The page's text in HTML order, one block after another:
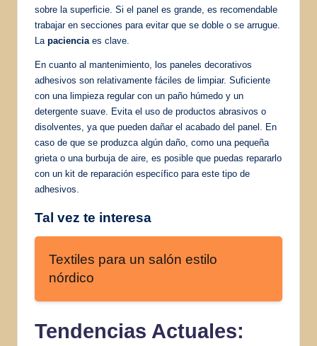
sobre la superficie. Si el panel es grande, es recomendable
trabajar en secciones para evitar que se doble o se arrugue.
La paciencia es clave.
En cuanto al mantenimiento, los paneles decorativos
adhesivos son relativamente fáciles de limpiar. Suficiente
con una limpieza regular con un paño húmedo y un
detergente suave. Evita el uso de productos abrasivos o
disolventes, ya que pueden dañar el acabado del panel. En
caso de que se produzca algún daño, como una pequeña
grieta o una burbuja de aire, es posible que puedas repararlo
con un kit de reparación específico para este tipo de
adhesivos.
Tal vez te interesa
Textiles para un salón estilo
nórdico
Tendencias Actuales: